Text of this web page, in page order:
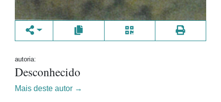
autoria:
Desconhecido
Mais deste autor →